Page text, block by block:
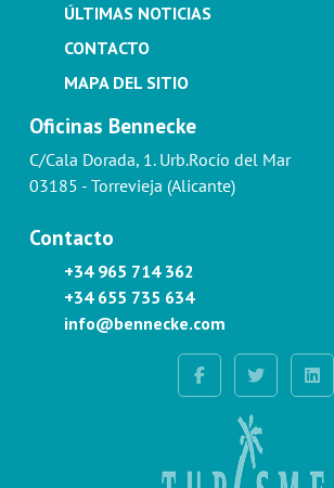
ÚLTIMAS NOTICIAS
CONTACTO
MAPA DEL SITIO
Oficinas Bennecke
C/Cala Dorada, 1. Urb.Rocío del Mar
03185 - Torrevieja (Alicante)
Contacto
+34 965 714 362
+34 655 735 634
info@bennecke.com